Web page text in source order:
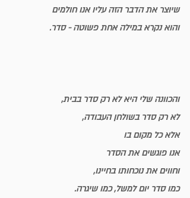
שיוצר את הדבר הזה עליו אנו חולמים
והוא נקרא במילה אחת פשוטה - סדר.
והכוונה שלי היא לא רק סדר בבית,
לא רק סדר בשולחן העבודה,
אלא כל מקום בו
אנו פוגשים את הסדר
וחווים את נוכחותו בחיינו,
כמו סדר יום למשל, כמו שיגרה.